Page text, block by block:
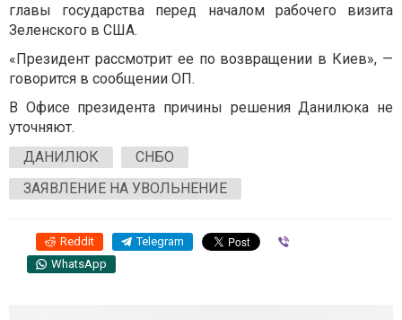
главы государства перед началом рабочего визита
Зеленского в США.
«Президент рассмотрит ее по возвращении в Киев», —
говорится в сообщении ОП.
В Офисе президента причины решения Данилюка не
уточняют.
ДАНИЛЮК
СНБО
ЗАЯВЛЕНИЕ НА УВОЛЬНЕНИЕ
Reddit Telegram
WhatsApp